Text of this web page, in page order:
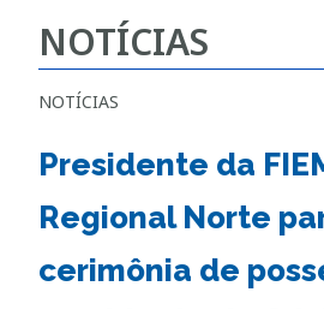
NOTÍCIAS
NOTÍCIAS
Presidente da
Regional Norte
cerimônia de